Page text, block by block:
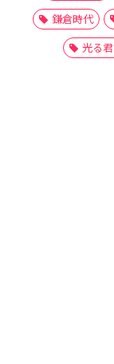
鎌倉時代
光る